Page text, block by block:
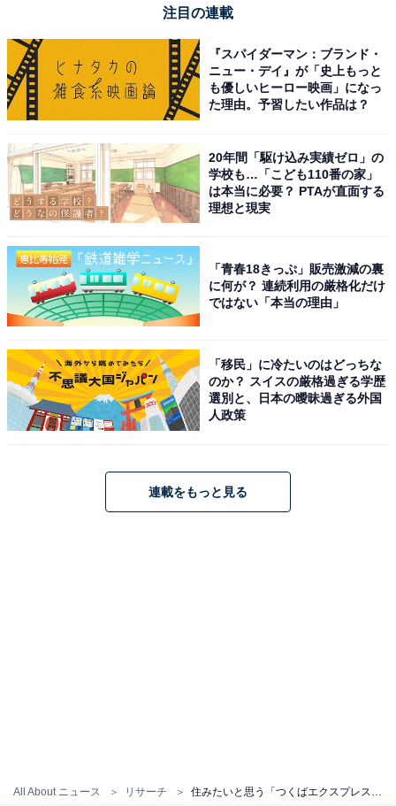
All About ニュース リサーチ
る！
こちらもおすすめ
家族で住みたいと思う「つくばエクスプレスの
駅」ランキング！ 「柏の葉キャンパス」を抑え
た1位は？
注目の連載
『スパイダーマン：ブランド・
ニュー・デイ』が「史上もっと
も優しいヒーロー映画」になっ
た理由。予習したい作品は？
20年間「駆け込み実績ゼロ」の
学校も…「こども110番の家」
は本当に必要？ PTAが直面する
理想と現実
「青春18きっぷ」販売激減の裏
に何が？ 連続利用の厳格化だけ
ではない「本当の理由」
「移民」に冷たいのはどっちな
のか？ スイスの厳格過ぎる学歴
選別と、日本の曖昧過ぎる外国
人政策
連載をもっと見る